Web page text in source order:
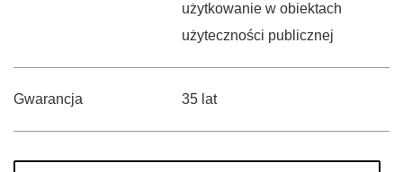
użytkowanie w obiektach
użyteczności publicznej
Gwarancja 35 lat